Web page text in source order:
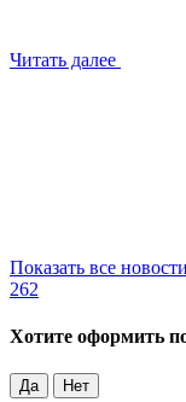
Читать далее
Показать все новости
262
Хотите оформить
Да Нет